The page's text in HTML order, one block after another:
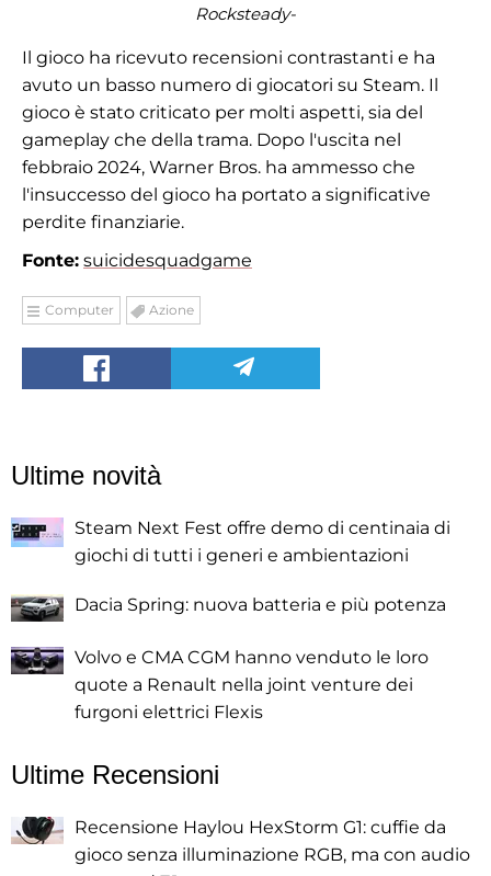
Rocksteady-
Il gioco ha ricevuto recensioni contrastanti e ha
avuto un basso numero di giocatori su Steam. Il
gioco è stato criticato per molti aspetti, sia del
gameplay che della trama. Dopo l'uscita nel
febbraio 2024, Warner Bros. ha ammesso che
l'insuccesso del gioco ha portato a significative
perdite finanziarie.
Fonte: suicidesquadgame
Computer Azione
Ultime novità
Steam Next Fest offre demo di centinaia di
giochi di tutti i generi e ambientazioni
Dacia Spring: nuova batteria e più potenza
Volvo e CMA CGM hanno venduto le loro
quote a Renault nella joint venture dei
furgoni elettrici Flexis
Ultime Recensioni
Recensione Haylou HexStorm G1: cuffie da
gioco senza illuminazione RGB, ma con audio